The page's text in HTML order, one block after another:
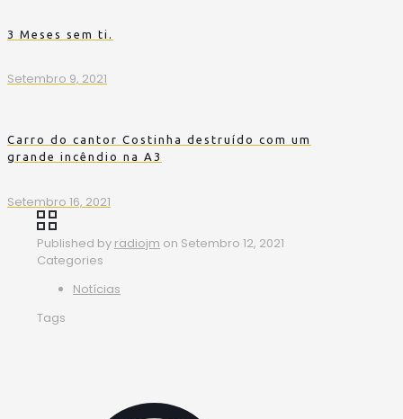
3 Meses sem ti.
Setembro 9, 2021
Carro do cantor Costinha destruído com um
grande incêndio na A3
Setembro 16, 2021
Published by radiojm on Setembro 12, 2021
Categories
Notícias
Tags